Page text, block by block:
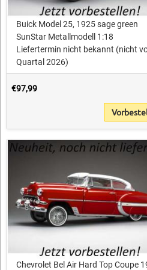
Buick Model 25, 1925 sage green
SunStar Metallmodell 1:18
Liefertermin nicht bekannt (nicht
Quartal 2026)
€97,99
Chevrolet Bel Air Hard Top Coupe